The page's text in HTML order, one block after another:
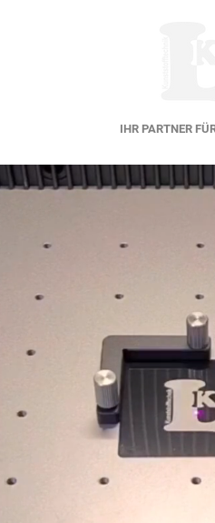
IHR PARTNER